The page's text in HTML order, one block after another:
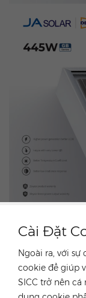
Cài Đặt
Ngoài ra, với
cookie để giúp
SICC trở nên